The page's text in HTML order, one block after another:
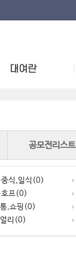
공모전리스트
중식,일식(0)
호프(0)
,쇼핑(0)
리(0)